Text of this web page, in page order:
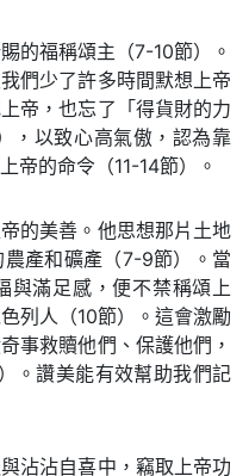
的福稱頌主（7-10節）。
們少了許多時間默想上帝
帝，也忘了「得貨財的力
，以致心高氣傲，認為靠
帝的命令（11-14節）。
的美善。他思想那片土地
產和礦產（7-9節）。當
與滿足感，便不禁稱頌上
列人（10節）。這會激勵
事救贖他們、保護他們，
。讚美能有效幫助我們記
沾沾自喜中，竊取上帝功